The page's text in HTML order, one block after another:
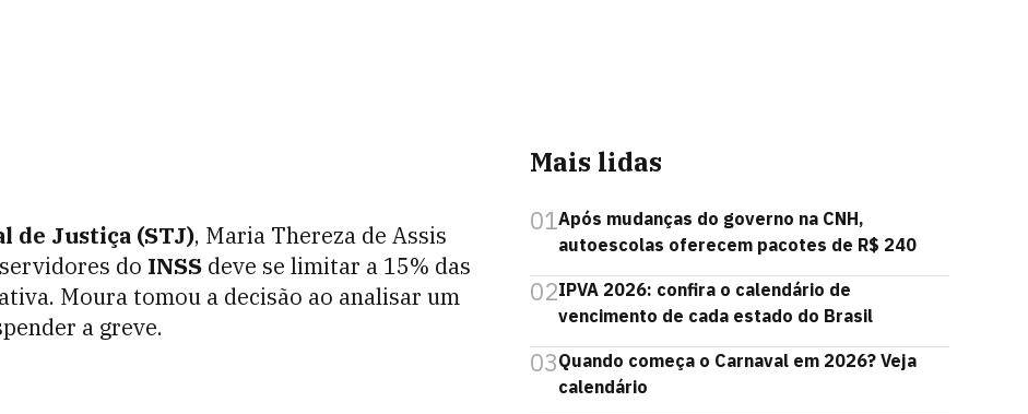
de Justiça (STJ), Maria Thereza de Assis
do INSS deve se limitar a 15% das
Moura tomou a decisão ao analisar um
a greve.
Mais lidas
01Após mudanças do governo na CNH,
autoescolas oferecem pacotes de R$ 240
02IPVA 2026: confira o calendário de
vencimento de cada estado do Brasil
03Quando começa o Carnaval em 2026? Veja
calendário